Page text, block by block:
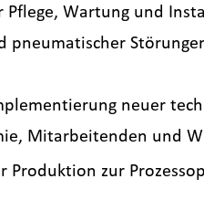
Pflege, Wartung und
pneumatischer
neuer
Mitarbeitenden und
Produktion zur